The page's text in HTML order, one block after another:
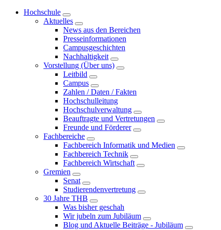
Hochschule
Aktuelles
News aus den Bereichen
Presseinformationen
Campusgeschichten
Nachhaltigkeit
Vorstellung (Über uns)
Leitbild
Campus
Zahlen / Daten / Fakten
Hochschulleitung
Hochschulverwaltung
Beauftragte und Vertretungen
Freunde und Förderer
Fachbereiche
Fachbereich Informatik und Medien
Fachbereich Technik
Fachbereich Wirtschaft
Gremien
Senat
Studierendenvertretung
30 Jahre THB
Was bisher geschah
Wir jubeln zum Jubiläum
Blog und Aktuelle Beiträge - Jubiläum